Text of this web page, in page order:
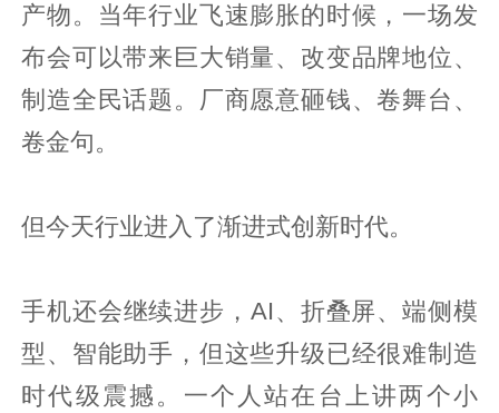
产物。当年行业飞速膨胀的时候，一场发
布会可以带来巨大销量、改变品牌地位、
制造全民话题。厂商愿意砸钱、卷舞台、
卷金句。
但今天行业进入了渐进式创新时代。
手机还会继续进步，AI、折叠屏、端侧模
型、智能助手，但这些升级已经很难制造
时代级震撼。一个人站在台上讲两个小